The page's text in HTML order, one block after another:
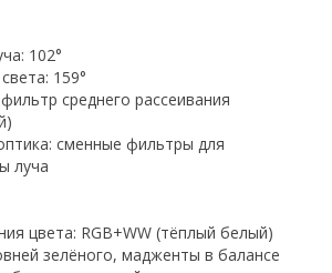
102°
159°
среднего рассеивания
сменные фильтры для
луча
цвета: RGB+WW (тёплый белый)
зелёного, мадженты в балансе